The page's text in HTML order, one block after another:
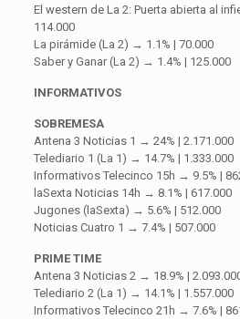
El western de La 2: Puerta abierta al
114.000
La pirámide (La 2) → 1.1% | 70.000
Saber y Ganar (La 2) → 1.4% | 125.000
INFORMATIVOS
SOBREMESA
Antena 3 Noticias 1 → 24% | 2.171.000
Telediario 1 (La 1) → 14.7% | 1.333.000
Informativos Telecinco 15h → 9.5% |
laSexta Noticias 14h → 8.1% | 617.000
Jugones (laSexta) → 5.6% | 512.000
Noticias Cuatro 1 → 7.4% | 507.000
PRIME TIME
Antena 3 Noticias 2 → 18.9% |
Telediario 2 (La 1) → 14.1% | 1.557.000
Informativos Telecinco 21h → 7.6% |